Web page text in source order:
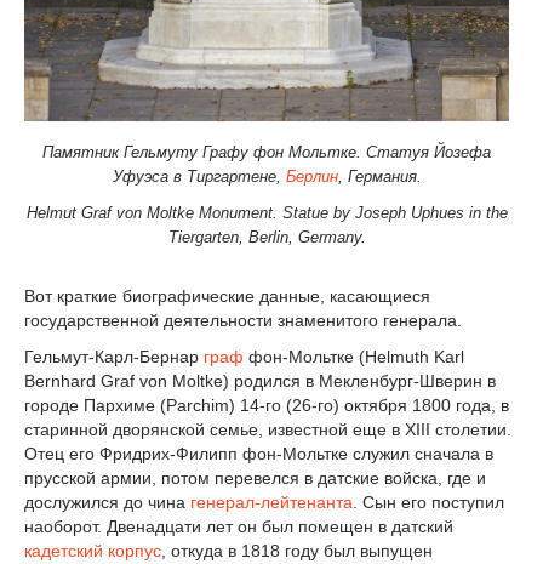
Памятник Гельмуту Графу фон Мольтке. Статуя Йозефа
Уфуэса в Тиргартене, Берлин, Германия.
Helmut Graf von Moltke Monument. Statue by Joseph Uphues in the
Tiergarten, Berlin, Germany.
Вот краткие биографические данные, касающиеся
государственной деятельности знаменитого генерала.
Гельмут-Карл-Бернар граф фон-Мольтке (Helmuth Karl
Bernhard Graf von Moltke) родился в Мекленбург-Шверин в
городе Пархиме (Parchim) 14-го (26-го) октября 1800 года, в
старинной дворянской семье, известной еще в XIII столетии.
Отец его Фридрих-Филипп фон-Мольтке служил сначала в
прусской армии, потом перевелся в датские войска, где и
дослужился до чина генерал-лейтенанта . Сын его поступил
наоборот. Двенадцати лет он был помещен в датский
кадетский корпус , откуда в 1818 году был выпущен